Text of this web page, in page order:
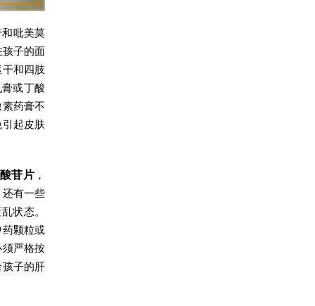
吡美莫
孩子的面
和四肢
或丁酸
药膏不
起皮肤
苷片 ，
有一些
状态。
颗粒或
严格按
子的肝